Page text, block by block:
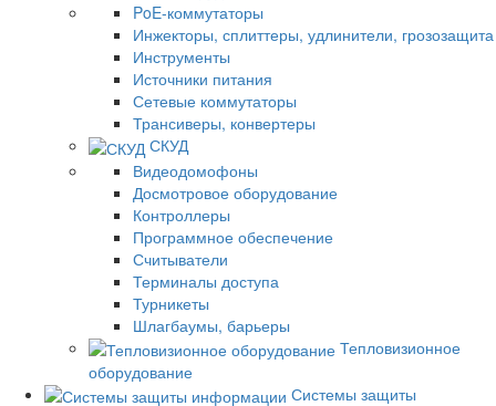
PoE-коммутаторы
Инжекторы, сплиттеры, удлинители, грозозащита
Инструменты
Источники питания
Сетевые коммутаторы
Трансиверы, конвертеры
СКУД
Видеодомофоны
Досмотровое оборудование
Контроллеры
Программное обеспечение
Считыватели
Терминалы доступа
Турникеты
Шлагбаумы, барьеры
Тепловизионное
оборудование
Системы защиты